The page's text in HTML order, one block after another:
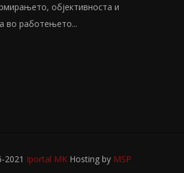
објективноста и
во работењето...
2021 Iportal MK Hosting by MSP